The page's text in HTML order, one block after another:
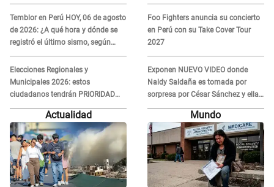
Temblor en Perú HOY, 06 de agosto
de 2026: ¿A qué hora y dónde se
registró el último sismo, según
IGP?
Elecciones Regionales y
Municipales 2026: estos
ciudadanos tendrán PRIORIDAD
para votar el 4 de octubre
Foo Fighters anuncia su concierto
en Perú con su Take Cover Tour
2027
Exponen NUEVO VIDEO donde
Naldy Saldaña es tomada por
sorpresa por César Sánchez y ella
evidencia su REACCIÓN: Le agarró
Actualidad Mundo